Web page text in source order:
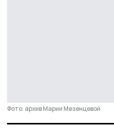
Фото: архив Марии Мезенцевой